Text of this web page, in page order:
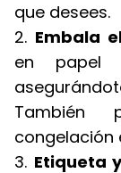
que desees.
2. Embala
en papel
También
congelación
3. Etiqueta